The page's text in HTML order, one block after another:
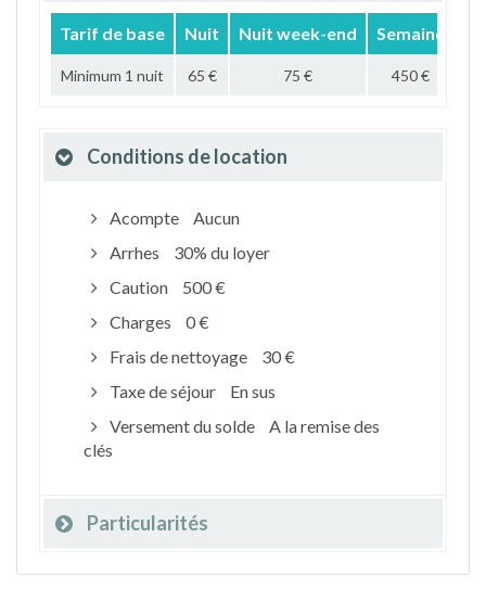
Tarif de base Nuit Nuit week-end Semaine
Minimum 1 nuit 65 € 75 € 450 €
Conditions de location
Acompte
Aucun
Arrhes
30% du loyer
Caution
500 €
Charges
0 €
Frais de nettoyage
30 €
Taxe de séjour
En sus
Versement du solde
A la remise des
clés
Particularités